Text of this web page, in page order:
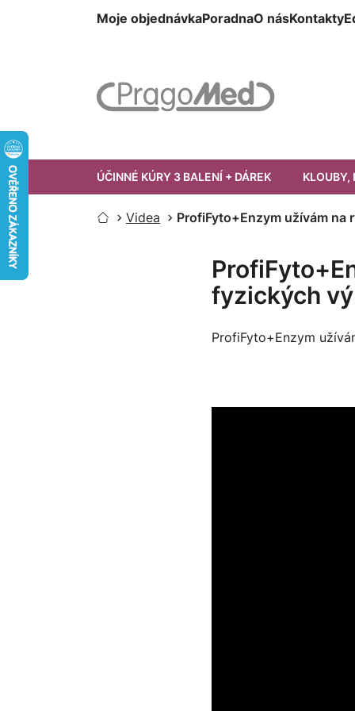
Moje objednávkaPoradnaO násKontakty
ÚČINNÉ KÚRY 3 BALENÍ + DÁREK KLOUBY,
DomůVidea ProfiFyto+Enzym užívám
fyzických
ProfiFyto+Enzym